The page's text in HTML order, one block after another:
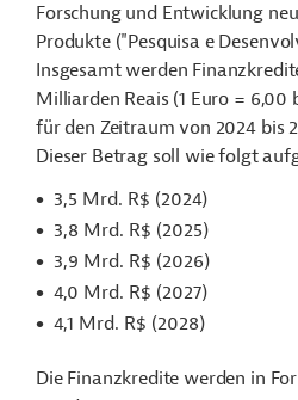
Forschung und Entwicklung
Produkte ("Pesquisa e
Insgesamt werden
Milliarden Reais (1 Euro = 6,00
für den Zeitraum von 2024 bis
Dieser Betrag soll wie folgt
3,5 Mrd. R$ (2024)
3,8 Mrd. R$ (2025)
3,9 Mrd. R$ (2026)
4,0 Mrd. R$ (2027)
4,1 Mrd. R$ (2028)
Die Finanzkredite werden in